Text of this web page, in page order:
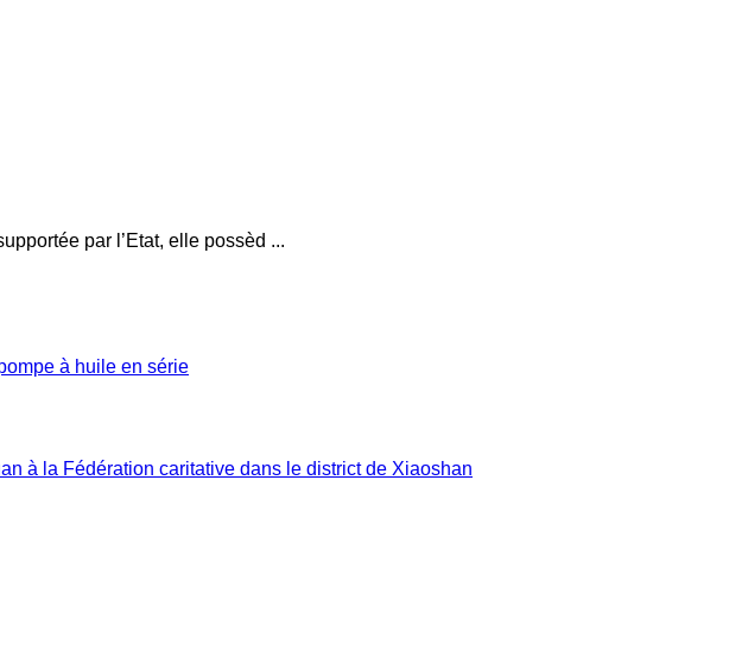
par l’Etat, elle possèd ...
à huile en série
à la Fédération caritative dans le district de Xiaoshan